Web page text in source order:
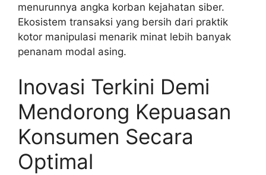
menurunnya angka korban kejahatan siber.
Ekosistem transaksi yang bersih dari praktik
kotor manipulasi menarik minat lebih banyak
penanam modal asing.
Inovasi Terkini Demi
Mendorong Kepuasan
Konsumen Secara
Optimal